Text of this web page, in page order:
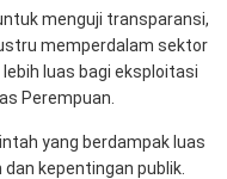
menguji transparansi,
memperdalam sektor
luas bagi eksploitasi
Perempuan.
yang berdampak luas
kepentingan publik.